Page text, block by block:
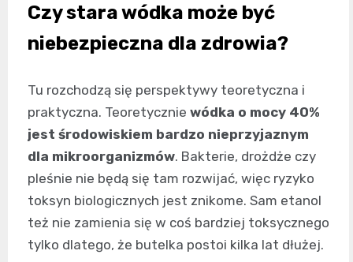
Czy stara wódka może być
niebezpieczna dla zdrowia?
Tu rozchodzą się perspektywy teoretyczna i
praktyczna. Teoretycznie wódka o mocy 40%
jest środowiskiem bardzo nieprzyjaznym
dla mikroorganizmów. Bakterie, drożdże czy
pleśnie nie będą się tam rozwijać, więc ryzyko
toksyn biologicznych jest znikome. Sam etanol
też nie zamienia się w coś bardziej toksycznego
tylko dlatego, że butelka postoi kilka lat dłużej.